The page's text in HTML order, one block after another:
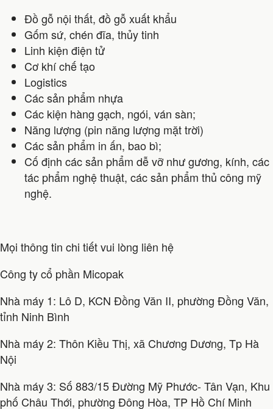
Đồ gỗ nội thất, đồ gỗ xuất khẩu
Gốm sứ, chén đĩa, thủy tinh
Linh kiện điện tử
Cơ khí chế tạo
Logistics
Các sản phẩm nhựa
Các kiện hàng gạch, ngói, ván sàn;
Năng lượng (pin năng lượng mặt trời)
Các sản phẩm in ấn, bao bì;
Cố định các sản phẩm dễ vỡ như gương, kính, các
tác phẩm nghệ thuật, các sản phẩm thủ công mỹ
nghệ.
Mọi thông tin chi tiết vui lòng liên hệ
Công ty cổ phần Micopak
Nhà máy 1: Lô D, KCN Đồng Văn II, phường Đồng Văn,
tỉnh Ninh Bình
Nhà máy 2: Thôn Kiều Thị, xã Chương Dương, Tp Hà
Nội
Nhà máy 3: Số 883/15 Đường Mỹ Phước- Tân Vạn, Khu
phố Châu Thới, phường Đông Hòa, TP Hồ Chí Minh